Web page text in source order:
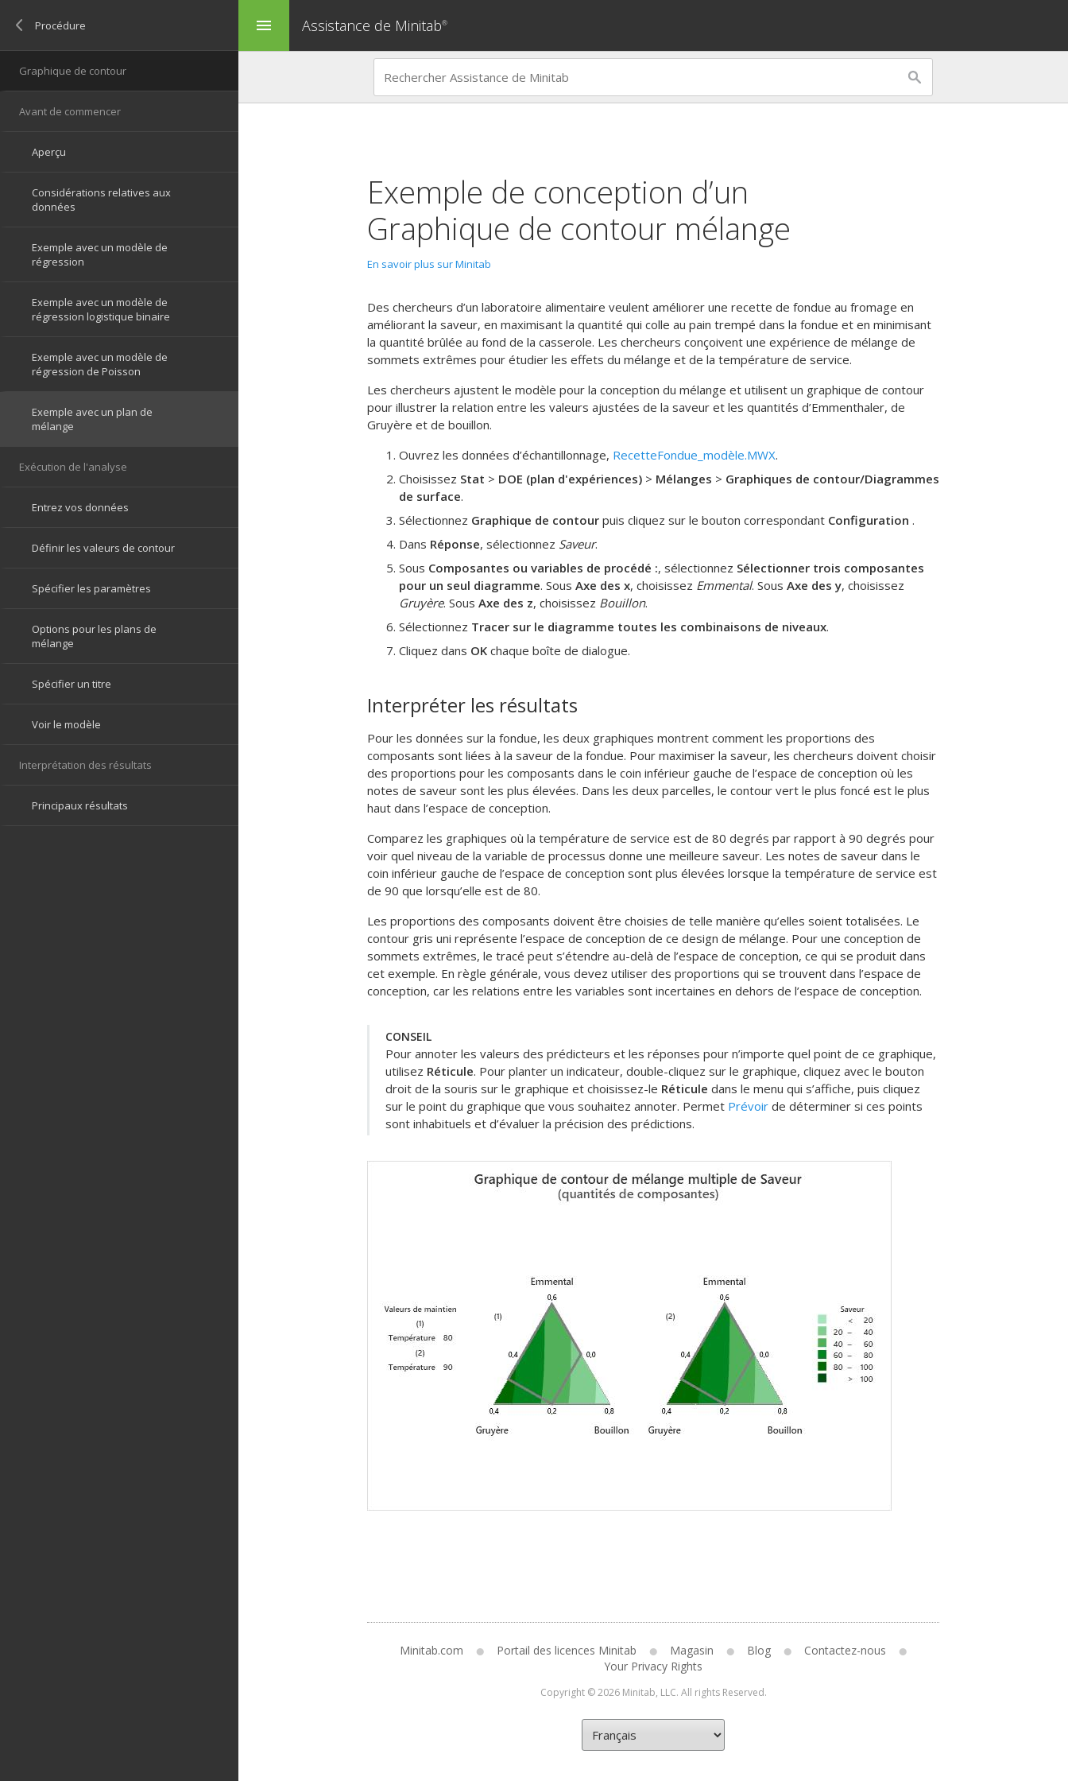
menu Assistance de Minitab®
Exemple de conception d’un
Graphique de contour mélange
En savoir plus sur Minitab
Des chercheurs d’un laboratoire alimentaire veulent améliorer une recette de fondue au fromage en
améliorant la saveur, en maximisant la quantité qui colle au pain trempé dans la fondue et en minimisant
la quantité brûlée au fond de la casserole. Les chercheurs conçoivent une expérience de mélange de
sommets extrêmes pour étudier les effets du mélange et de la température de service.
Les chercheurs ajustent le modèle pour la conception du mélange et utilisent un graphique de contour
pour illustrer la relation entre les valeurs ajustées de la saveur et les quantités d’Emmenthaler, de
Gruyère et de bouillon.
Ouvrez les données d’échantillonnage, RecetteFondue_modèle.MWX.
Choisissez Stat > DOE (plan d'expériences) > Mélanges > Graphiques de contour/Diagrammes
de surface.
Sélectionnez Graphique de contour puis cliquez sur le bouton correspondant Configuration .
Dans Réponse, sélectionnez Saveur.
Sous Composantes ou variables de procédé :, sélectionnez Sélectionner trois composantes
pour un seul diagramme. Sous Axe des x, choisissez Emmental. Sous Axe des y, choisissez
Gruyère. Sous Axe des z, choisissez Bouillon.
Sélectionnez Tracer sur le diagramme toutes les combinaisons de niveaux.
Cliquez dans OK chaque boîte de dialogue.
Interpréter les résultats
Pour les données sur la fondue, les deux graphiques montrent comment les proportions des
composants sont liées à la saveur de la fondue. Pour maximiser la saveur, les chercheurs doivent choisir
des proportions pour les composants dans le coin inférieur gauche de l’espace de conception où les
notes de saveur sont les plus élevées. Dans les deux parcelles, le contour vert le plus foncé est le plus
haut dans l’espace de conception.
Comparez les graphiques où la température de service est de 80 degrés par rapport à 90 degrés pour
voir quel niveau de la variable de processus donne une meilleure saveur. Les notes de saveur dans le
coin inférieur gauche de l’espace de conception sont plus élevées lorsque la température de service est
de 90 que lorsqu’elle est de 80.
Les proportions des composants doivent être choisies de telle manière qu’elles soient totalisées. Le
contour gris uni représente l’espace de conception de ce design de mélange. Pour une conception de
sommets extrêmes, le tracé peut s’étendre au-delà de l’espace de conception, ce qui se produit dans
cet exemple. En règle générale, vous devez utiliser des proportions qui se trouvent dans l’espace de
conception, car les relations entre les variables sont incertaines en dehors de l’espace de conception.
CONSEIL
Pour annoter les valeurs des prédicteurs et les réponses pour n’importe quel point de ce graphique,
utilisez Réticule. Pour planter un indicateur, double-cliquez sur le graphique, cliquez avec le bouton
droit de la souris sur le graphique et choisissez-le Réticule dans le menu qui s’affiche, puis cliquez
sur le point du graphique que vous souhaitez annoter. Permet Prévoir de déterminer si ces points
sont inhabituels et d’évaluer la précision des prédictions.
Minitab.com Portail des licences Minitab Magasin Blog
Contactez-nous
Your Privacy Rights
Copyright © 2026 Minitab, LLC. All rights Reserved.